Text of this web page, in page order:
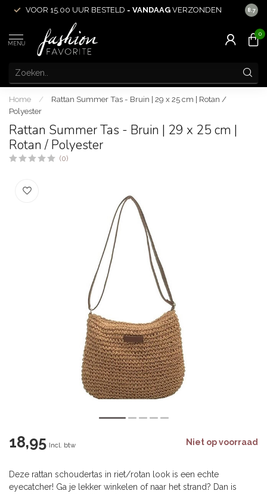
VOOR 15.00 UUR BESTELD = VANDAAG VERZONDEN 8.7
MENU
0
Home /
Rattan Summer Tas - Bruin | 29 x 25 cm | Rotan /
Polyester
Rattan Summer Tas - Bruin | 29 x 25 cm |
Rotan / Polyester
(0)
18,95 Incl. btw Niet op voorraad
Deze rattan schoudertas in riet/rotan look is een echte
eyecatcher! Ga je lekker winkelen of naar het strand? Dan is